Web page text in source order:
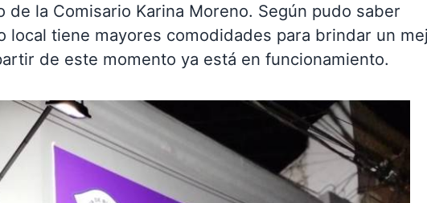
de la Comisario Karina Moreno. Según pudo saber
local tiene mayores comodidades para brindar un
de este momento ya está en funcionamiento.